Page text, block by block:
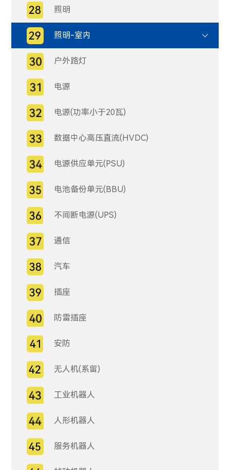
照明
照明-室内
户外路灯
电源
电源(功率小于20瓦)
数据中心高压直流(HVDC)
电源供应单元(PSU)
电池备份单元(BBU)
不间断电源(UPS)
通信
汽车
插座
防雷插座
安防
无人机(系留)
工业机器人
人形机器人
服务机器人